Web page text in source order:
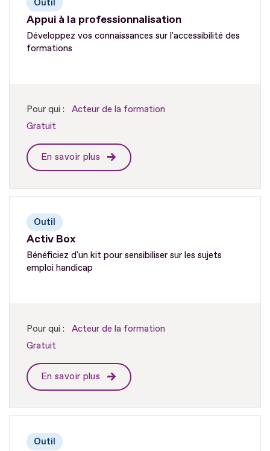
Appui à la professionnalisation
Outil
Développez vos connaissances sur l'accessibilité des
formations
Pour qui :
Acteur de la formation
Gratuit
En savoir plus
Activ Box
Outil
Bénéficiez d'un kit pour sensibiliser sur les sujets
emploi handicap
Pour qui :
Acteur de la formation
Gratuit
En savoir plus
Outil